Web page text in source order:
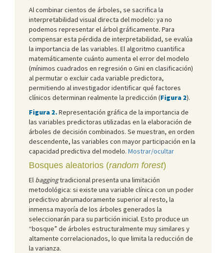
Al combinar cientos de árboles, se sacrifica la
interpretabilidad visual directa del modelo: ya no
podemos representar el árbol gráficamente. Para
compensar esta pérdida de interpretabilidad, se evalúa
la importancia de las variables. El algoritmo cuantifica
matemáticamente cuánto aumenta el error del modelo
(mínimos cuadrados en regresión o Gini en clasificación)
al permutar o excluir cada variable predictora,
permitiendo al investigador identificar qué factores
clínicos determinan realmente la predicción (Figura 2).
Figura 2.Representación gráfica de la importancia de
las variables predictoras utilizadas en la elaboración de
árboles de decisión combinados. Se muestran, en orden
descendente, las variables con mayor participación en la
capacidad predictiva del modelo. Mostrar/ocultar
Bosques aleatorios (random forest)
El baggingtradicional presenta una limitación
metodológica: si existe una variable clínica con un poder
predictivo abrumadoramente superior al resto, la
inmensa mayoría de los árboles generados la
seleccionarán para su partición inicial. Esto produce un
“bosque” de árboles estructuralmente muy similares y
altamente correlacionados, lo que limita la reducción de
la varianza.